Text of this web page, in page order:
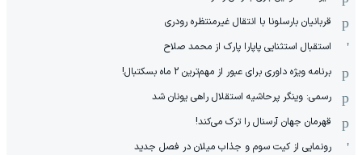
قربانیان بارسلونا با انتقال غیرمنتظره رودری
استقبال استثنایی پاپارا پارک از محمد صلاح
برنامه ویژه داوری برای عبور از مهم‌ترین 2 ماه بسکتبال!
رسمی: وینگر پرحاشیه استقلال راهی یونان شد
قهرمان جهان آرسنال را ترک می‌کند!
رونمایی از کیت سوم و جذاب میلان در فصل جدید